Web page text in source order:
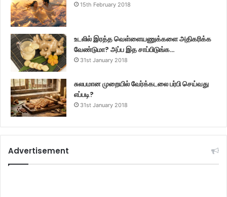
15th February 2018
உடலில் இரத்த வெள்ளையணுக்களை அதிகரிக்க
வேண்டுமா? அப்ப இத சாப்பிடுங்க…
31st January 2018
சுலபமான முறையில் வேர்க்கடலை பர்பி செய்வது
எப்படி?
31st January 2018
Advertisement